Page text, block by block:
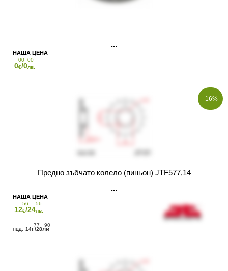
0
00
€/0
00
лв.
-16%
Предно зъбчато колело (пиньон) JTF577,14
12
56
€/24
56
лв.
14
77
€/28
90
ЛВ.